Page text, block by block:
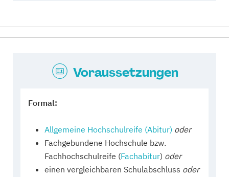
Voraussetzungen
Formal:
Allgemeine Hochschulreife (Abitur) oder
Fachgebundene Hochschule bzw.
Fachhochschulreife (Fachabitur) oder
einen vergleichbaren Schulabschluss oder